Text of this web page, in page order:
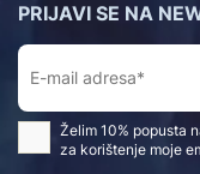
PRIJAVI SE NA
Želim 10% popusta
za korištenje moje